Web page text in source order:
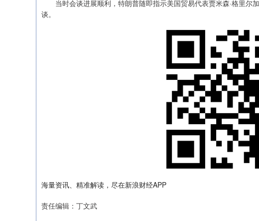
当时会谈进展顺利，特朗普随即指示美国贸易代表贾米森·格里尔
谈。
海量资讯、精准解读，尽在新浪财经APP
责任编辑：丁文武